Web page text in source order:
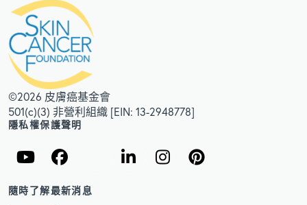
©2026 皮膚癌基金會
501(c)(3) 非營利組織 [EIN: 13-2948778]
隱私權保護聲明
隨時了解最新消息